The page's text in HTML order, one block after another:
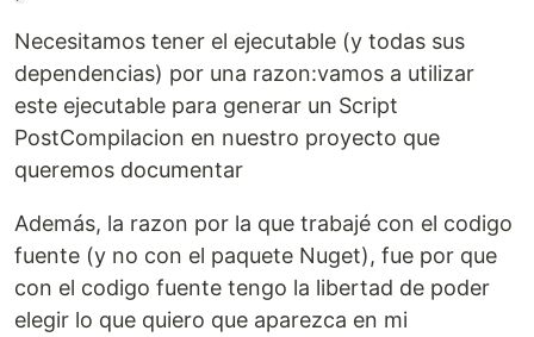
Necesitamos tener el ejecutable (y todas sus
dependencias) por una razon:vamos a utilizar
este ejecutable para generar un Script
PostCompilacion en nuestro proyecto que
queremos documentar
Además, la razon por la que trabajé con el codigo
fuente (y no con el paquete Nuget), fue por que
con el codigo fuente tengo la libertad de poder
elegir lo que quiero que aparezca en mi